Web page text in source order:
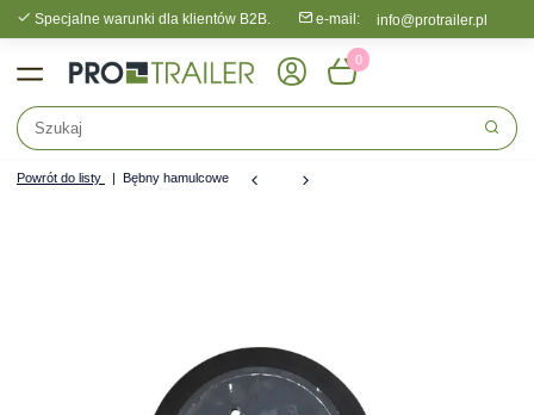
Specjalne warunki dla klientów B2B. e-mail: info@protrailer.pl
0
Powrót do listy Bębny hamulcowe